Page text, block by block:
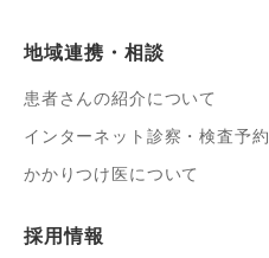
地域連携・相談
患者さんの紹介について
インターネット診察・検査予約
かかりつけ医について
採用情報